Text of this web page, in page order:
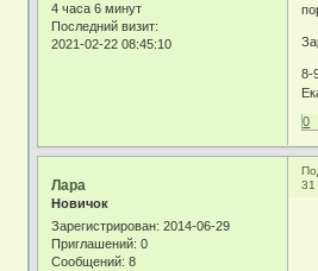
4 часа 6 минут
Последний визит:
2021-02-22 08:45:10
8-
0
31
Лара
Новичок
Зарегистрирован: 2014-06-29
Приглашений: 0
Сообщений: 8